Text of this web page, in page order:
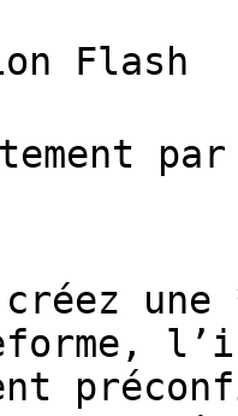
Flash
créez